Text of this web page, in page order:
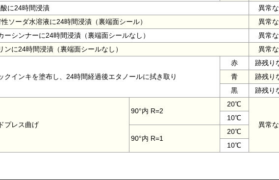
に24時間浸漬
異常
ソーダ水溶液に24時間浸漬（裏端面シール）
異常
ーシンナーに24時間浸漬（裏端面シールなし）
異常
ンに24時間浸漬（裏端面シールなし） 異常
クインキを塗布し、24時間経過後エタノールに拭き取り
赤
跡残り
青
跡残り
黒
跡残り
プレス曲げ
90°内 R=2
20℃
異常
10℃
90°内 R=1
20℃
10℃